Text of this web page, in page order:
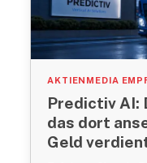
AKTIENMEDIA
Predictiv AI:
das dort
Geld